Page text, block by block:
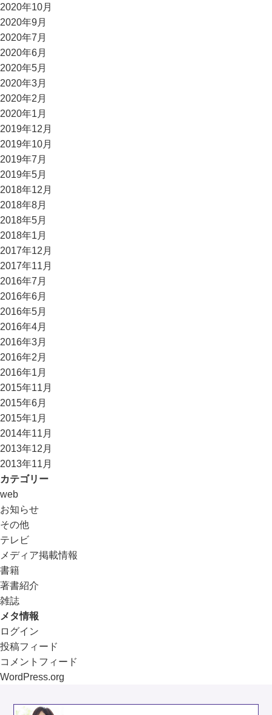
2020年10月
2020年9月
2020年7月
2020年6月
2020年5月
2020年3月
2020年2月
2020年1月
2019年12月
2019年10月
2019年7月
2019年5月
2018年12月
2018年8月
2018年5月
2018年1月
2017年12月
2017年11月
2016年7月
2016年6月
2016年5月
2016年4月
2016年3月
2016年2月
2016年1月
2015年11月
2015年6月
2015年1月
2014年11月
2013年12月
2013年11月
カテゴリー
web
お知らせ
その他
テレビ
メディア掲載情報
書籍
著書紹介
雑誌
メタ情報
ログイン
投稿フィード
コメントフィード
WordPress.org